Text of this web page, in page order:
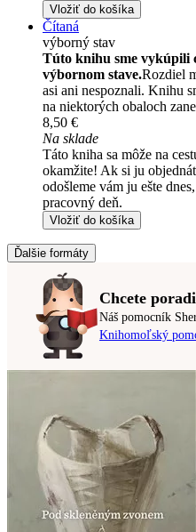
Vložiť do košíka
Čítaná
výborný stav
Túto knihu sme vykúpili
výbornom stave.Rozdiel
asi ani nespoznali. Knihu
na niektorých obaloch
8,50 €
Na sklade
Táto kniha sa môže na
okamžite! Ak si ju
odošleme vám ju ešte
pracovný deň.
Vložiť do košíka
Ďalšie formáty
Chcete
Náš pomocník
Knihomoľský